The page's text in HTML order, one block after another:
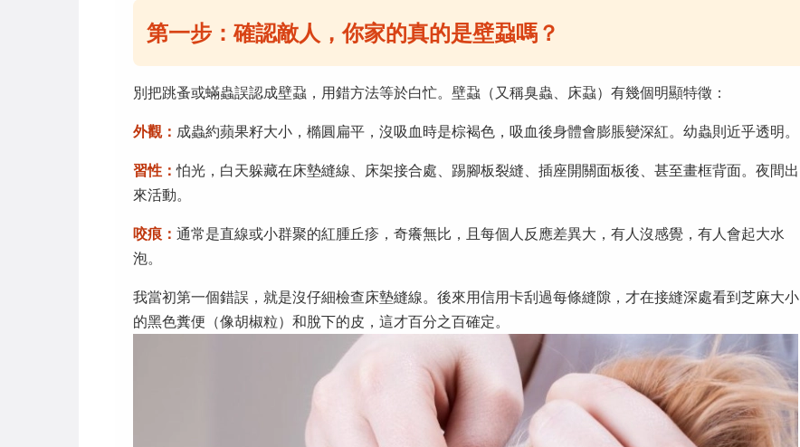
第一步：確認敵人，你家的真的是壁蝨嗎？
別把跳蚤或蟎蟲誤認成壁蝨，用錯方法等於白忙。壁蝨（又稱臭蟲、床蝨）有幾個明顯特徵：
外觀： 成蟲約蘋果籽大小，橢圓扁平，沒吸血時是棕褐色，吸血後身體會膨脹變深紅。幼蟲則近乎透明。
習性：怕光，白天躲藏在床墊縫線、床架接合處、踢腳板裂縫、插座開關面板後、甚至畫框背面。夜間出
來活動。
咬痕： 通常是直線或小群聚的紅腫丘疹，奇癢無比，且每個人反應差異大，有人沒感覺，有人會起大水
泡。
我當初第一個錯誤，就是沒仔細檢查床墊縫線。後來用信用卡刮過每條縫隙，才在接縫深處看到芝麻大小
的黑色糞便（像胡椒粒）和脫下的皮，這才百分之百確定。